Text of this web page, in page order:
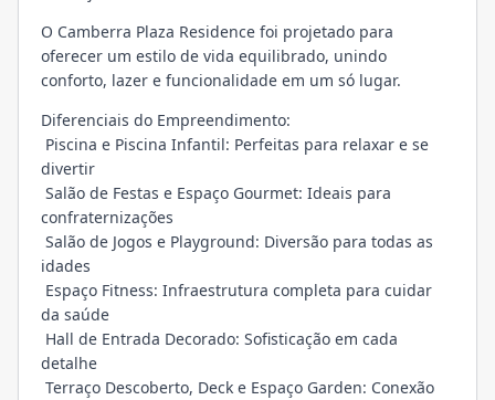
O Camberra Plaza Residence foi projetado para
oferecer um estilo de vida equilibrado, unindo
conforto, lazer e funcionalidade em um só lugar.
Diferenciais do Empreendimento:
Piscina e Piscina Infantil: Perfeitas para relaxar e se
divertir
Salão de Festas e Espaço Gourmet: Ideais para
confraternizações
Salão de Jogos e Playground: Diversão para todas as
idades
Espaço Fitness: Infraestrutura completa para cuidar
da saúde
Hall de Entrada Decorado: Sofisticação em cada
detalhe
Terraço Descoberto, Deck e Espaço Garden: Conexão